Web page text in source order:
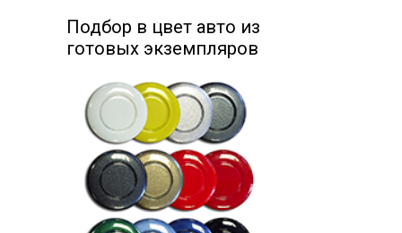
Подбор в цвет авто из
готовых экземпляров